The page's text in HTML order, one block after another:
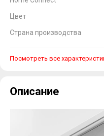
Цвет
Страна производства
Посмотреть все
Описание